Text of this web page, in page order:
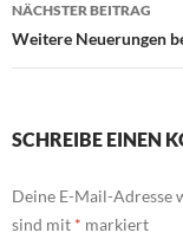
NÄCHSTER BEITRAG
Weitere Neuerungen
SCHREIBE EINEN
Deine E-Mail-
sind mit * markiert